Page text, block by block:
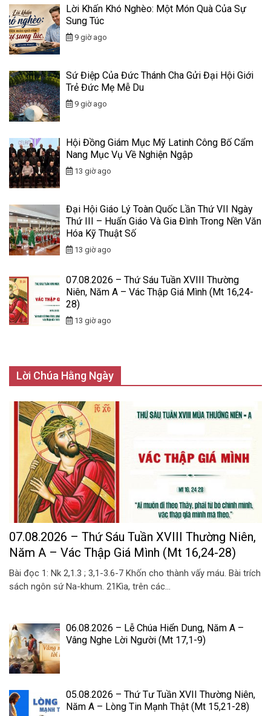
Lời Khấn Khó Nghèo: Một Món Quà Của Sự
Sung Túc
9 giờ ago
Sứ Điệp Của Đức Thánh Cha Gửi Đại Hội Giới
Trẻ Đức Mẹ Mễ Du
9 giờ ago
Hội Đồng Giám Mục Mỹ Latinh Công Bố Cẩm
Nang Mục Vụ Về Nghiện Ngập
13 giờ ago
Đại Hội Giáo Lý Toàn Quốc Lần Thứ VII Ngày
Thứ III – Huấn Giáo Và Gia Đình Trong Nền Văn
Hóa Kỹ Thuật Số
13 giờ ago
07.08.2026 – Thứ Sáu Tuần XVIII Thường
Niên, Năm A – Vác Thập Giá Mình (Mt 16,24-
28)
13 giờ ago
Lời Chúa Hằng Ngày
07.08.2026 – Thứ Sáu Tuần XVIII Thường Niên,
Năm A – Vác Thập Giá Mình (Mt 16,24-28)
Bài đọc 1: Nk 2,1.3 ; 3,1-3.6-7 Khốn cho thành vấy máu. Bài trích
sách ngôn sứ Na-khum. 21Kìa, trên các...
06.08.2026 – Lễ Chúa Hiển Dung, Năm A –
Vâng Nghe Lời Người (Mt 17,1-9)
05.08.2026 – Thứ Tư Tuần XVII Thường Niên,
Năm A – Lòng Tin Mạnh Thật (Mt 15,21-28)